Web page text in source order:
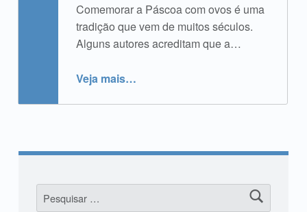
Comemorar a Páscoa com ovos é uma
tradição que vem de muitos séculos.
Alguns autores acreditam que a…
Veja mais…
Pesquisar por: